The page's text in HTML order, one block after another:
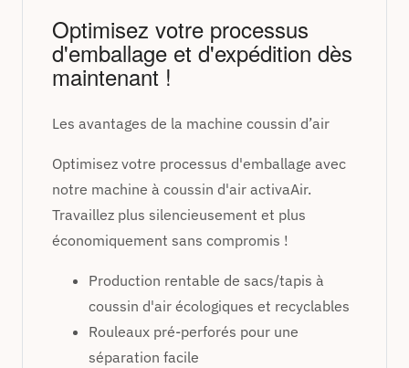
Optimisez votre processus
d'emballage et d'expédition dès
maintenant !
Les avantages de la machine coussin d’air
Optimisez votre processus d'emballage avec
notre machine à coussin d'air activaAir.
Travaillez plus silencieusement et plus
économiquement sans compromis !
Production rentable de sacs/tapis à
coussin d'air écologiques et recyclables
Rouleaux pré-perforés pour une
séparation facile